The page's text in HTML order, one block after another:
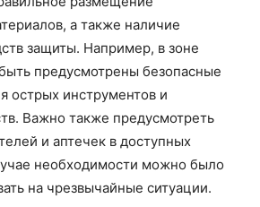
а также наличие
защиты. Например, в зоне
предусмотрены безопасные
острых инструментов и
Важно также предусмотреть
и аптечек в доступных
необходимости можно было
на чрезвычайные ситуации.